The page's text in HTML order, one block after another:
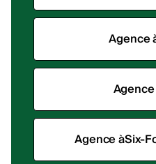
Agence
Agence àSix-